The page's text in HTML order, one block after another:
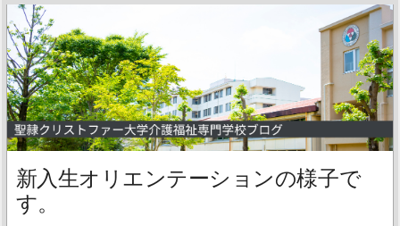
新入生オリエンテーションの様子で
す。